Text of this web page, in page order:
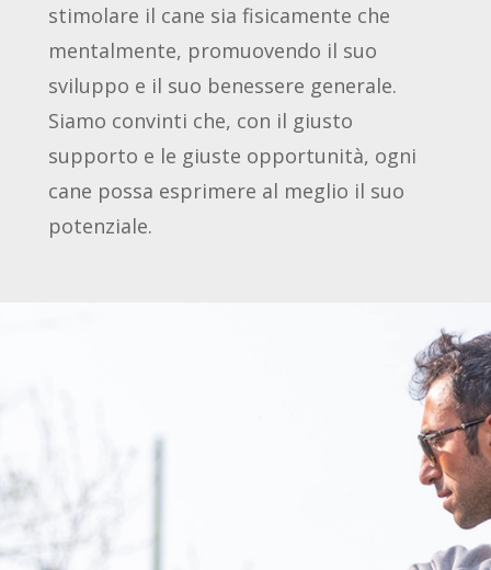
stimolare il cane sia fisicamente che
mentalmente, promuovendo il suo
sviluppo e il suo benessere generale.
Siamo convinti che, con il giusto
supporto e le giuste opportunità, ogni
cane possa esprimere al meglio il suo
potenziale.